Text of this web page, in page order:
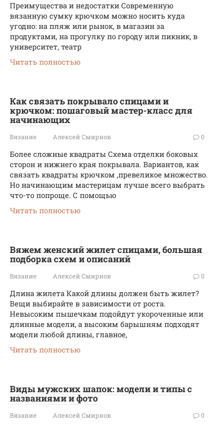
Преимущества и недостатки Современную
вязанную сумку крючком можно носить куда
угодно: на пляж или рынок, в магазин за
продуктами, на прогулку по городу или пикник, в
университет, театр
Читать полностью
Как связать покрывало спицами и
крючком: пошаговый мастер-класс для
начинающих
Вязание Алексей Смирнов 0
Более сложные квадраты Схема отделки боковых
сторон и нижнего края покрывала. Вариантов, как
связать квадраты крючком ,превеликое множество.
Но начинающим мастерицам лучше всего выбрать
что-то попроще. С помощью
Читать полностью
Вяжем женский жилет спицами, большая
подборка схем и описаний
Вязание Алексей Смирнов 0
Длина жилета Какой длины должен быть жилет?
Вещи выбирайте в зависимости от роста.
Невысоким пышечкам подойдут укороченные или
длинные модели, а высоким барышням подходят
модели любой длины, главное,
Читать полностью
Виды мужских шапок: модели и типы с
названиями и фото
Вязание Алексей Смирнов 0